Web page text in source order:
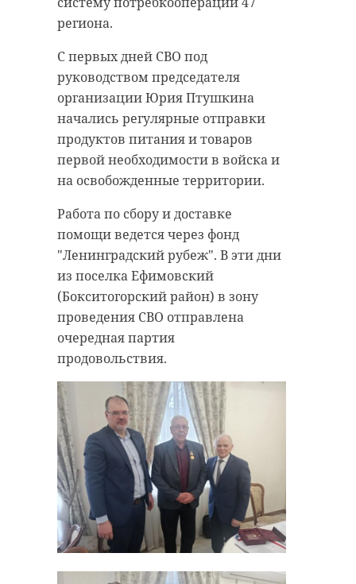
региона.
С первых дней СВО под
руководством председателя
организации Юрия Птушкина
начались регулярные отправки
продуктов питания и товаров
первой необходимости в войска и
на освобожденные территории.
Работа по сбору и доставке
помощи ведется через фонд
"Ленинградский рубеж". В эти дни
из поселка Ефимовский
(Бокситогорский район) в зону
проведения СВО отправлена
очередная партия
продовольствия.